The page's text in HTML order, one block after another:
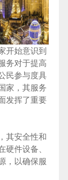
开始意识到
务对于提高
民参与度具
家，其服务
发挥了重要
其安全性和
件设备、
，以确保服